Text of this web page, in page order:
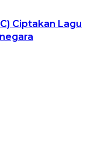
Ciptakan Lagu